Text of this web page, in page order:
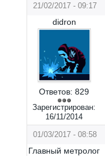
21/02/2017 - 09:17
didron
Ответов: 829
Зарегистрирован:
16/11/2014
01/03/2017 - 08:58
Главный метролог